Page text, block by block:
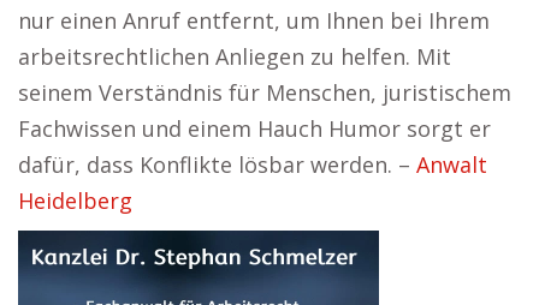
nur einen Anruf entfernt, um Ihnen bei Ihrem
arbeitsrechtlichen Anliegen zu helfen. Mit
seinem Verständnis für Menschen, juristischem
Fachwissen und einem Hauch Humor sorgt er
dafür, dass Konflikte lösbar werden. – Anwalt
Heidelberg